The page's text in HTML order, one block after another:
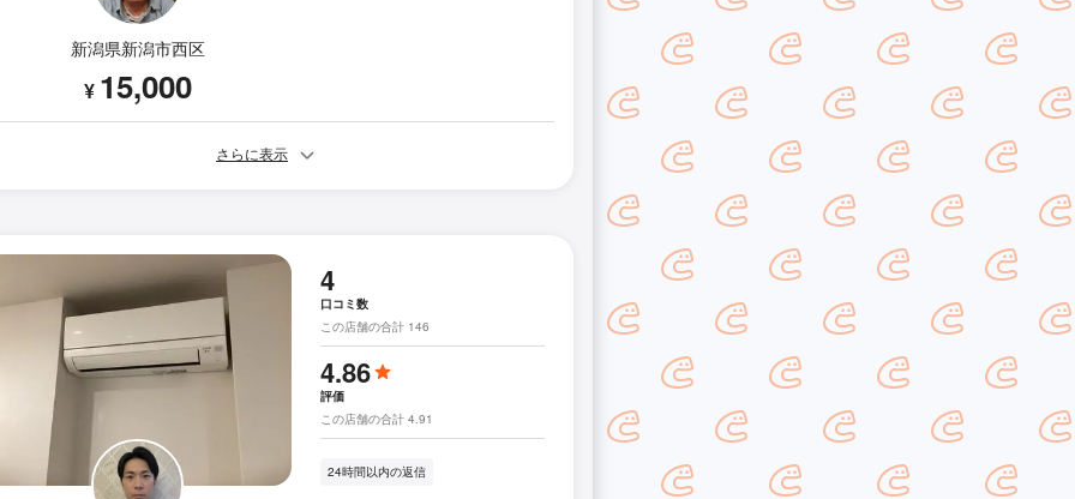
新潟県新潟市西区
¥ 15,000
さらに表示
4
口コミ数
この店舗の合計 146
4.86
評価
この店舗の合計 4.91
24時間以内の返信